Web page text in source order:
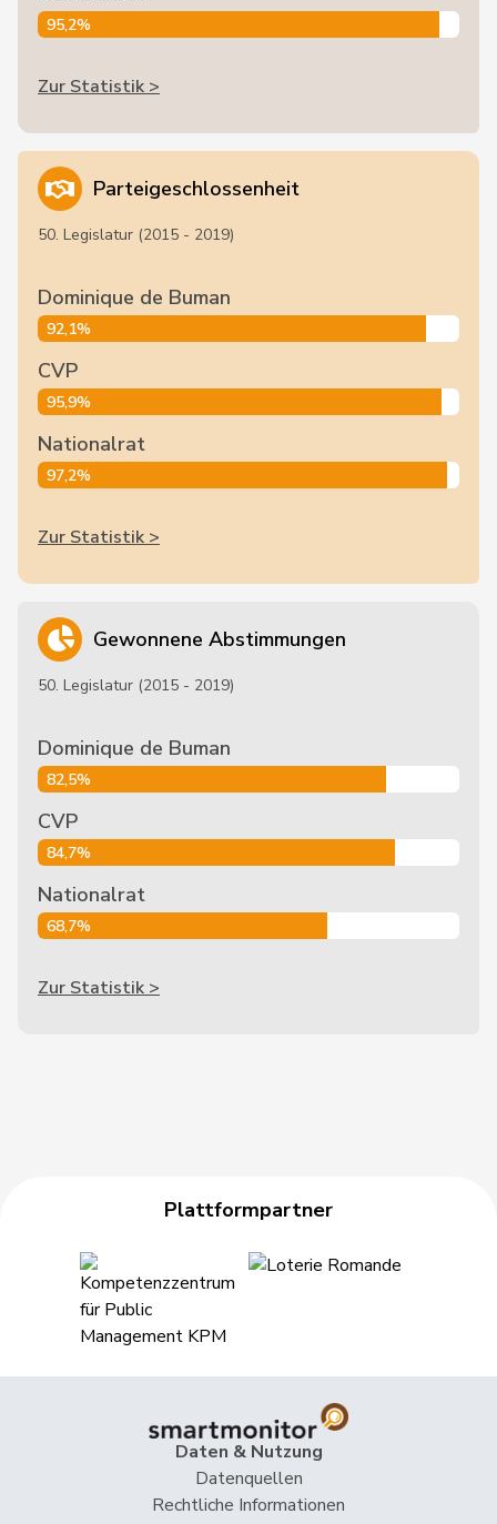
95,2%
Zur Statistik >
Parteigeschlossenheit
50. Legislatur (2015 - 2019)
Dominique de Buman
92,1%
CVP
95,9%
Nationalrat
97,2%
Zur Statistik >
Gewonnene Abstimmungen
50. Legislatur (2015 - 2019)
Dominique de Buman
82,5%
CVP
84,7%
Nationalrat
68,7%
Zur Statistik >
Plattformpartner
Daten & Nutzung
Datenquellen
Rechtliche Informationen